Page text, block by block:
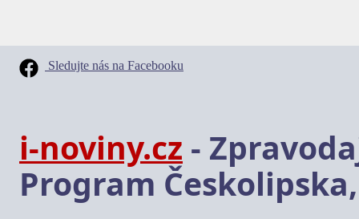
Sledujte nás na Facebooku
i-noviny.cz -
Program